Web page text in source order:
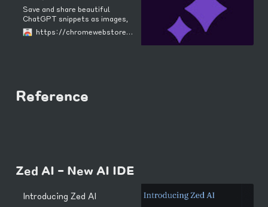
Save and share beautiful
ChatGPT snippets as images,
PDFs, and text files.
https://chromewebstore.google.com/detail/fancygpt/meonalmakdjaojaoipfhahcfccoecegk
Reference
Zed AI - New AI IDE
Introducing Zed AI